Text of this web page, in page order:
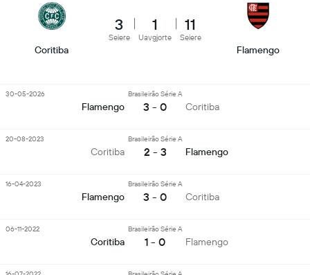
Coritiba
3
Seiere
1
Uavgjorte
11
Seiere
Flamengo
Flamengo
Brasileirão Série A
3 - 0 Coritiba
30-05-2026
Coritiba
Brasileirão Série A
2 - 3 Flamengo
20-08-2023
Flamengo
Brasileirão Série A
3 - 0 Coritiba
16-04-2023
Coritiba
Brasileirão Série A
1 - 0 Flamengo
06-11-2022